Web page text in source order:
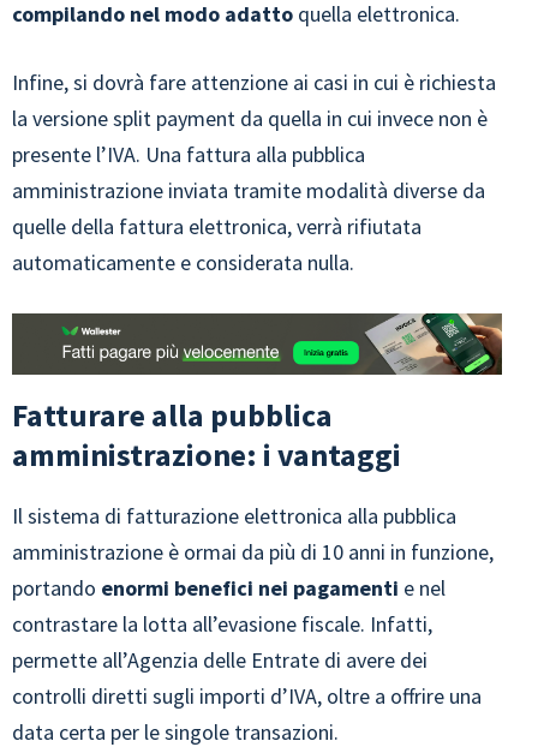
compilando nel modo adatto quella elettronica.
Infine, si dovrà fare attenzione ai casi in cui è richiesta
la versione split payment da quella in cui invece non è
presente l’IVA. Una fattura alla pubblica
amministrazione inviata tramite modalità diverse da
quelle della fattura elettronica, verrà rifiutata
automaticamente e considerata nulla.
Fatturare alla pubblica
amministrazione: i vantaggi
Il sistema di fatturazione elettronica alla pubblica
amministrazione è ormai da più di 10 anni in funzione,
portando enormi benefici nei pagamenti e nel
contrastare la lotta all’evasione fiscale. Infatti,
permette all’Agenzia delle Entrate di avere dei
controlli diretti sugli importi d’IVA, oltre a offrire una
data certa per le singole transazioni.